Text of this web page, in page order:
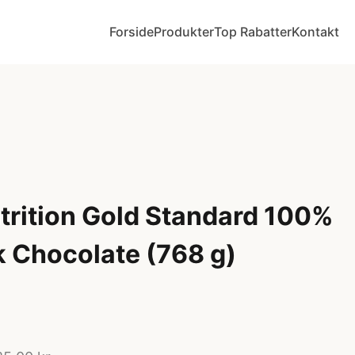
ForsideProdukterTop RabatterKontakt
Gold Standard 100%
Chocolate (768 g)